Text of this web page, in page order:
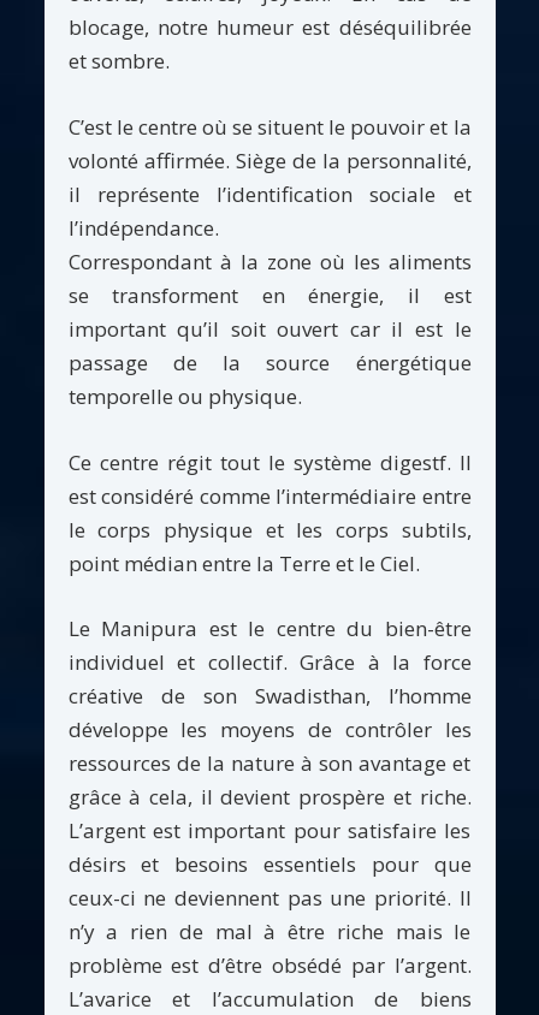
blocage, notre humeur est déséquilibrée
et sombre.
C’est le centre où se situent le pouvoir et la
volonté affirmée. Siège de la personnalité,
il représente l’identification sociale et
l’indépendance.
Correspondant à la zone où les aliments
se transforment en énergie, il est
important qu’il soit ouvert car il est le
passage de la source énergétique
temporelle ou physique.
Ce centre régit tout le système digestf. Il
est considéré comme l’intermédiaire entre
le corps physique et les corps subtils,
point médian entre la Terre et le Ciel.
Le Manipura est le centre du bien-être
individuel et collectif. Grâce à la force
créative de son Swadisthan, l’homme
développe les moyens de contrôler les
ressources de la nature à son avantage et
grâce à cela, il devient prospère et riche.
L’argent est important pour satisfaire les
désirs et besoins essentiels pour que
ceux-ci ne deviennent pas une priorité. Il
n’y a rien de mal à être riche mais le
problème est d’être obsédé par l’argent.
L’avarice et l’accumulation de biens